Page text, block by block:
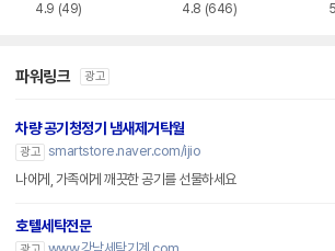
4.9 (49) 4.8 (646)
파워링크 광고
차량 공기청정기 냄새제거탁월
광고 smartstore.naver.com/ijio
나에게, 가족에게 깨끗한 공기를 선물하세요
호텔세탁전문